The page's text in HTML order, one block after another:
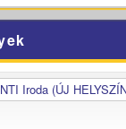
Iroda (ÚJ